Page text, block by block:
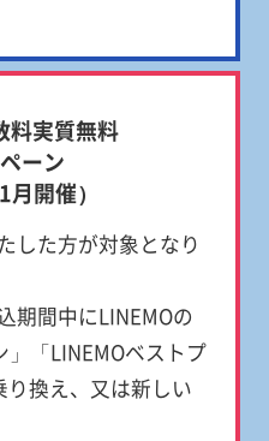
料実質無料
ーン
月開催）
た方が対象となり
期間中にLINEMOの
」「LINEMOベストプ
り換え、又は新しい